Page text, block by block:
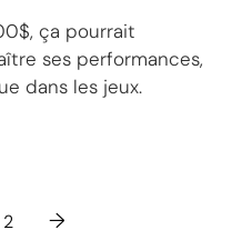
ça pourrait
ses performances,
dans les jeux.
2 →